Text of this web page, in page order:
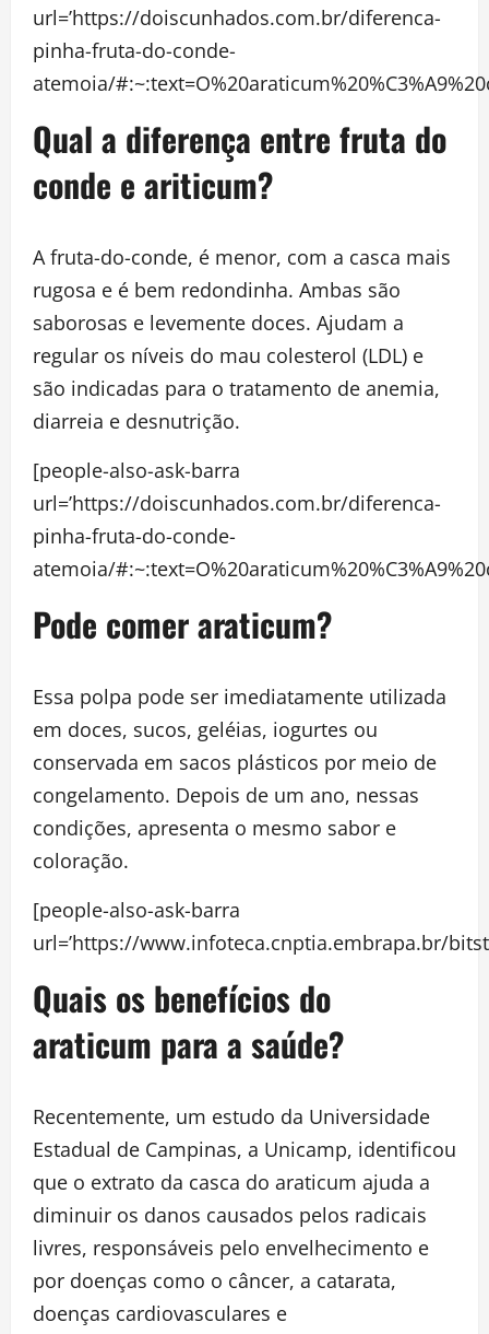
url=’https://doiscunhados.com.br/diferenca-
pinha-fruta-do-conde-
atemoia/
Qual a diferença entre fruta do
conde e ariticum?
A fruta-do-conde, é menor, com a casca mais
rugosa e é bem redondinha. Ambas são
saborosas e levemente doces. Ajudam a
regular os níveis do mau colesterol (LDL) e
são indicadas para o tratamento de anemia,
diarreia e desnutrição.
[people-also-ask-barra
url=’https://doiscunhados.com.br/diferenca-
pinha-fruta-do-conde-
atemoia/
Pode comer araticum?
Essa polpa pode ser imediatamente utilizada
em doces, sucos, geléias, iogurtes ou
conservada em sacos plásticos por meio de
congelamento. Depois de um ano, nessas
condições, apresenta o mesmo sabor e
coloração.
[people-also-ask-barra
url=’https://www.infoteca.cnptia.embrapa.br/
Quais os benefícios do
araticum para a saúde?
Recentemente, um estudo da Universidade
Estadual de Campinas, a Unicamp, identificou
que o extrato da casca do araticum ajuda a
diminuir os danos causados pelos radicais
livres, responsáveis pelo envelhecimento e
por doenças como o câncer, a catarata,
doenças cardiovasculares e